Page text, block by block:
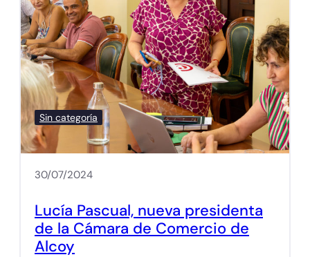
Sin categoría
30/07/2024
Lucía Pascual, nueva presidenta
de la Cámara de Comercio de
Alcoy